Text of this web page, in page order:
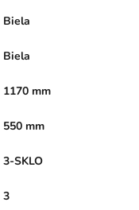
Biela
Biela
1170 mm
550 mm
3-SKLO
3